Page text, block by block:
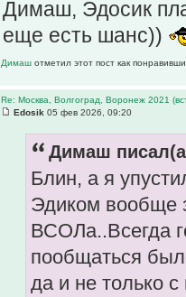
Димаш, Эдосик
еще есть шанс))
Димаш отметил этот пост как
Re: Москва, Волгоград, Воронеж 2021
Edosik 05 фев 2026, 09:20
Димаш
Блин, а я
Эдиком вообще
ВСОЛа..Всегда
пообщаться
да и не только